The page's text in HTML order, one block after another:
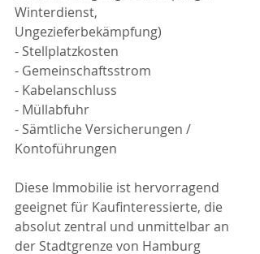
Winterdienst,
Ungezieferbekämpfung)
- Stellplatzkosten
- Gemeinschaftsstrom
- Kabelanschluss
- Müllabfuhr
- Sämtliche Versicherungen /
Kontoführungen
Diese Immobilie ist hervorragend
geeignet für Kaufinteressierte, die
absolut zentral und unmittelbar an
der Stadtgrenze von Hamburg